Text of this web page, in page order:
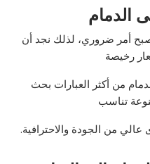
الدمام
أمر ضروري، لذلك نجد أن
رخيصة
من أكثر العبارات بحث
تناسب
من الجودة والاحترافية.